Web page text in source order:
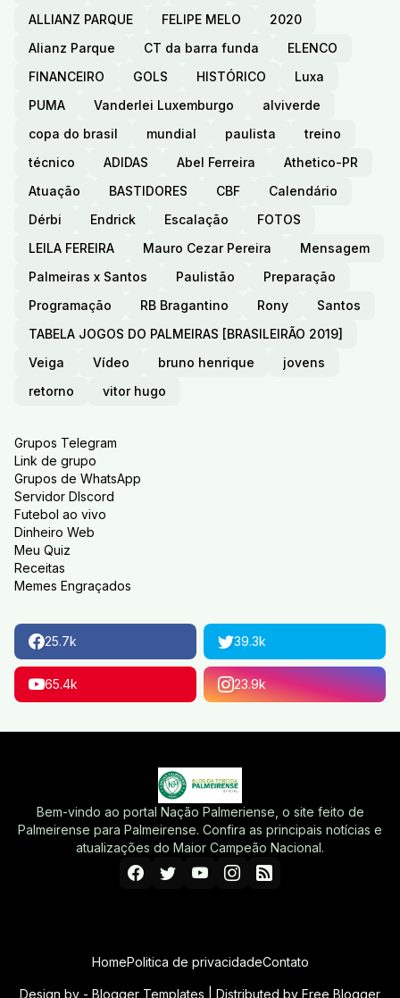
ALLIANZ PARQUE
FELIPE MELO
2020
Alianz Parque
CT da barra funda
ELENCO
FINANCEIRO
GOLS HISTÓRICO
Luxa
PUMA
Vanderlei Luxemburgo
alviverde
copa do brasil
mundial paulista
treino
técnico
ADIDAS Abel Ferreira
Athetico-PR
Atuação
BASTIDORES CBF
Calendário
Dérbi
Endrick Escalação
FOTOS
LEILA FEREIRA
Mauro Cezar Pereira
Mensagem
Palmeiras x Santos
Paulistão
Preparação
Programação
RB Bragantino Rony
Santos
TABELA JOGOS DO PALMEIRAS [BRASILEIRÃO 2019]
Veiga
Vídeo bruno henrique
jovens
retorno
vitor hugo
Grupos Telegram
Link de grupo
Grupos de WhatsApp
Servidor DIscord
Futebol ao vivo
Dinheiro Web
Meu Quiz
Receitas
Memes Engraçados
25.7k 39.3k
65.4k 23.9k
Bem-vindo ao portal Nação Palmeriense, o site feito de
Palmeirense para Palmeirense. Confira as principais notícias e
atualizações do Maior Campeão Nacional.
Design by - Blogger Templates | Distributed by Free Blogger
HomePolitica de privacidadeContato